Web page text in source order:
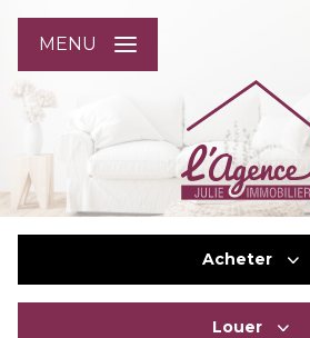
MENU
Acheter
Louer